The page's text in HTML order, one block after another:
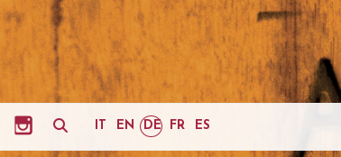
IT EN DE FR ES